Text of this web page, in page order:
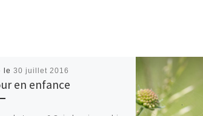
le 30 juillet 2016
en enfance